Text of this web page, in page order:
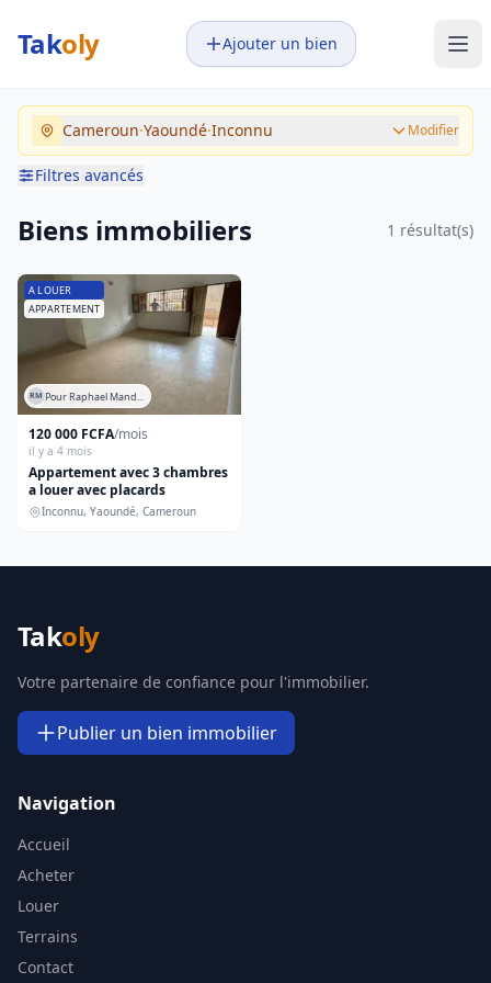
Takoly Ajouter un bien
Cameroun·Yaoundé·Inconnu Modifier
Filtres avancés
Biens immobiliers 1 résultat(s)
A LOUER
APPARTEMENT
RM Pour Raphael Mand...
120 000 FCFA/mois
il y a 4 mois
Appartement avec 3 chambres
a louer avec placards
Inconnu, Yaoundé, Cameroun
–
Montants en XAF
Tous
A vendre
A louer
Type de bien
Maison
Studio
Chambre
Bureau
Immeuble
Voir 1 résultat(s)
Cameroun
Yaoundé
Quartier
Inconnu
Takoly
Votre partenaire de confiance pour l'immobilier.
Publier un bien immobilier
Navigation
Accueil
Acheter
Louer
Terrains
Contact